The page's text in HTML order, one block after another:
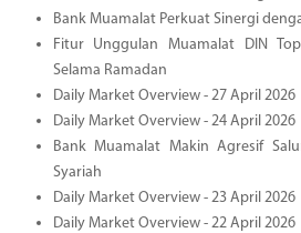
Bank Muamalat Perkuat Sinergi
Fitur Unggulan Muamalat DIN
Selama Ramadan
Daily Market Overview - 27 April 2026
Daily Market Overview - 24 April 2026
Bank Muamalat Makin Agresif
Syariah
Daily Market Overview - 23 April 2026
Daily Market Overview - 22 April 2026